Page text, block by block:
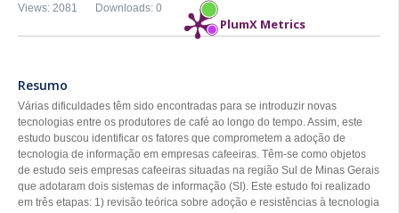
PlumX Metrics
Downloads: 0
Views: 2081
Resumo
Várias dificuldades têm sido encontradas para se introduzir novas
tecnologias entre os produtores de café ao longo do tempo. Assim, este
estudo buscou identificar os fatores que comprometem a adoção de
tecnologia de informação em empresas cafeeiras. Têm-se como objetos
de estudo seis empresas cafeeiras situadas na região Sul de Minas Gerais
que adotaram dois sistemas de informação (SI). Este estudo foi realizado
em três etapas: 1) revisão teórica sobre adoção e resistências à tecnologia